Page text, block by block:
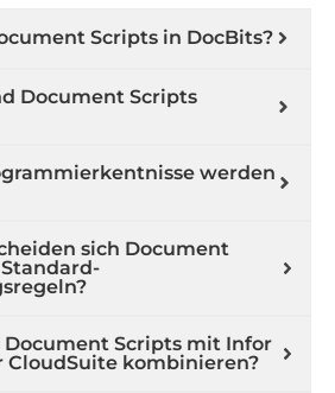
Scripts in DocBits?
Document Scripts
werden
sich Document
Document Scripts mit Infor
CloudSuite kombinieren?